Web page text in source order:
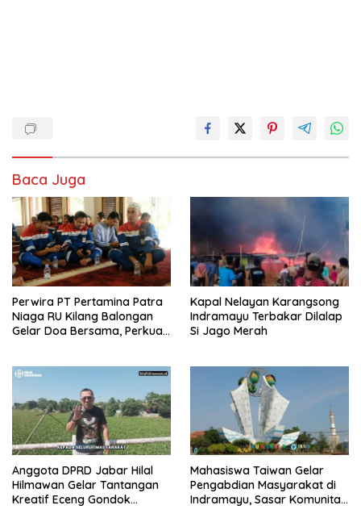
Baca Juga
Perwira PT Pertamina Patra
Niaga RU Kilang Balongan
Gelar Doa Bersama, Perkuat
Kapal Nelayan Karangsong
Indramayu Terbakar Dilalap
Si Jago Merah
Anggota DPRD Jabar Hilal
Hilmawan Gelar Tantangan
Kreatif Eceng Gondok
Mahasiswa Taiwan Gelar
Pengabdian Masyarakat di
Indramayu, Sasar Komunitas